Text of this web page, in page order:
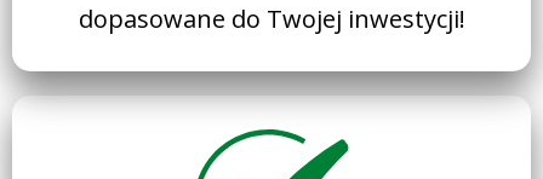
dopasowane do Twojej inwestycji!